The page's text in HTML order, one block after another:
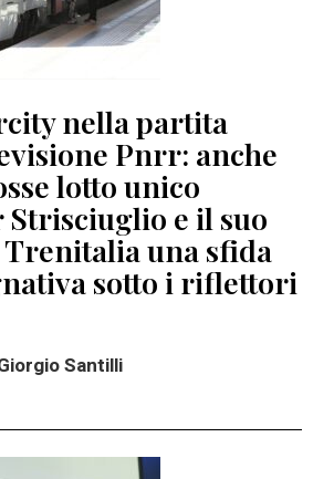
nella partita
Pnrr: anche
lotto unico
e il suo
Trenitalia una sfida
sotto i riflettori
Santilli